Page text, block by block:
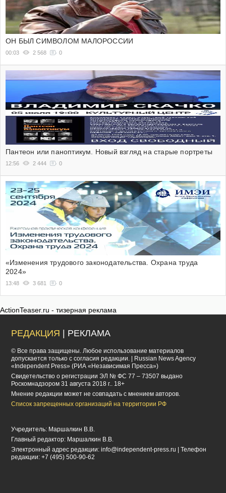
ОН БЫЛ СИМВОЛОМ МАЛОРОССИИ
00:03 2 568 0
Пантеон или паноптикум. Новый взгляд на старые портреты
12:56 2 444 0
«Изменения трудового законодательства. Охрана труда
2024»
13:48 3 681 0
ActionTeaser.ru - тизерная реклама
РЕДАКЦИЯ | РЕКЛАМА
© Все права защищены. Любое использование материалов
допускается только с согласия редакции. | Russian News Agency
«Independent Press» (РИА «Независимая Пресса»)
Cвидетельство о регистрации ЭЛ № ФС 77 – 73507 выдано
Роскомнадзором 31 августа 2018 г.. 18+
Мнение редакции может не совпадать с мнением авторов.
Список запрещенных организаций на территории РФ
Учредитель: Маршалкин В.В.
Главный редактор: Маршалкин В.В.
Электронный адрес редакции:info@independent-press.ru
| Телефон
редакции: +7 (495) 500-90-62